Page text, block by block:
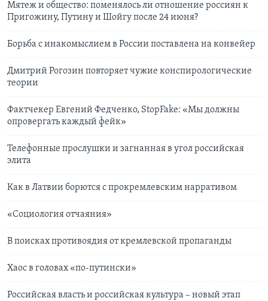
Мятеж и общество: поменялось ли отношение россиян к
Пригожину, Путину и Шойгу после 24 июня?
Борьба с инакомыслием в России поставлена на конвейер
Дмитрий Рогозин повторяет чужие конспирологические
теории
Фактчекер Евгений Федченко, StopFake: «Мы должны
опровергать каждый фейк»
Телефонные прослушки и загнанная в угол российская
элита
Как в Латвии борются с прокремлевским нарративом
«Социология отчаяния»
В поисках противоядия от кремлевской пропаганды
Хаос в головах «по-путински»
Российская власть и российская культура – новый этап